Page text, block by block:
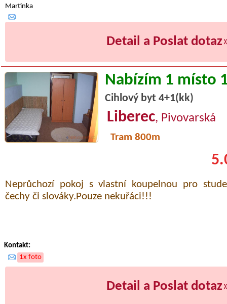
Martinka
Detail a Poslat dotaz
Nabízím 1 místo
Cihlový byt 4+1(kk)
Liberec, Pivovarská
Tram 800m
Neprůchozí pokoj s vlastní koupelnou pro
čechy či slováky.Pouze nekuřáci!!!
Kontakt:
1x foto
Detail a Poslat dotaz